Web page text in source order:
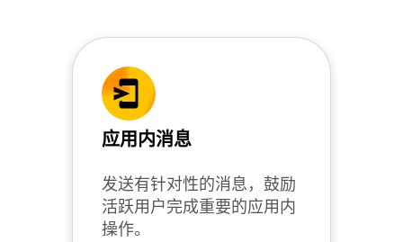
应用内消息
发送有针对性的消息，鼓励
活跃用户完成重要的应用内
操作。